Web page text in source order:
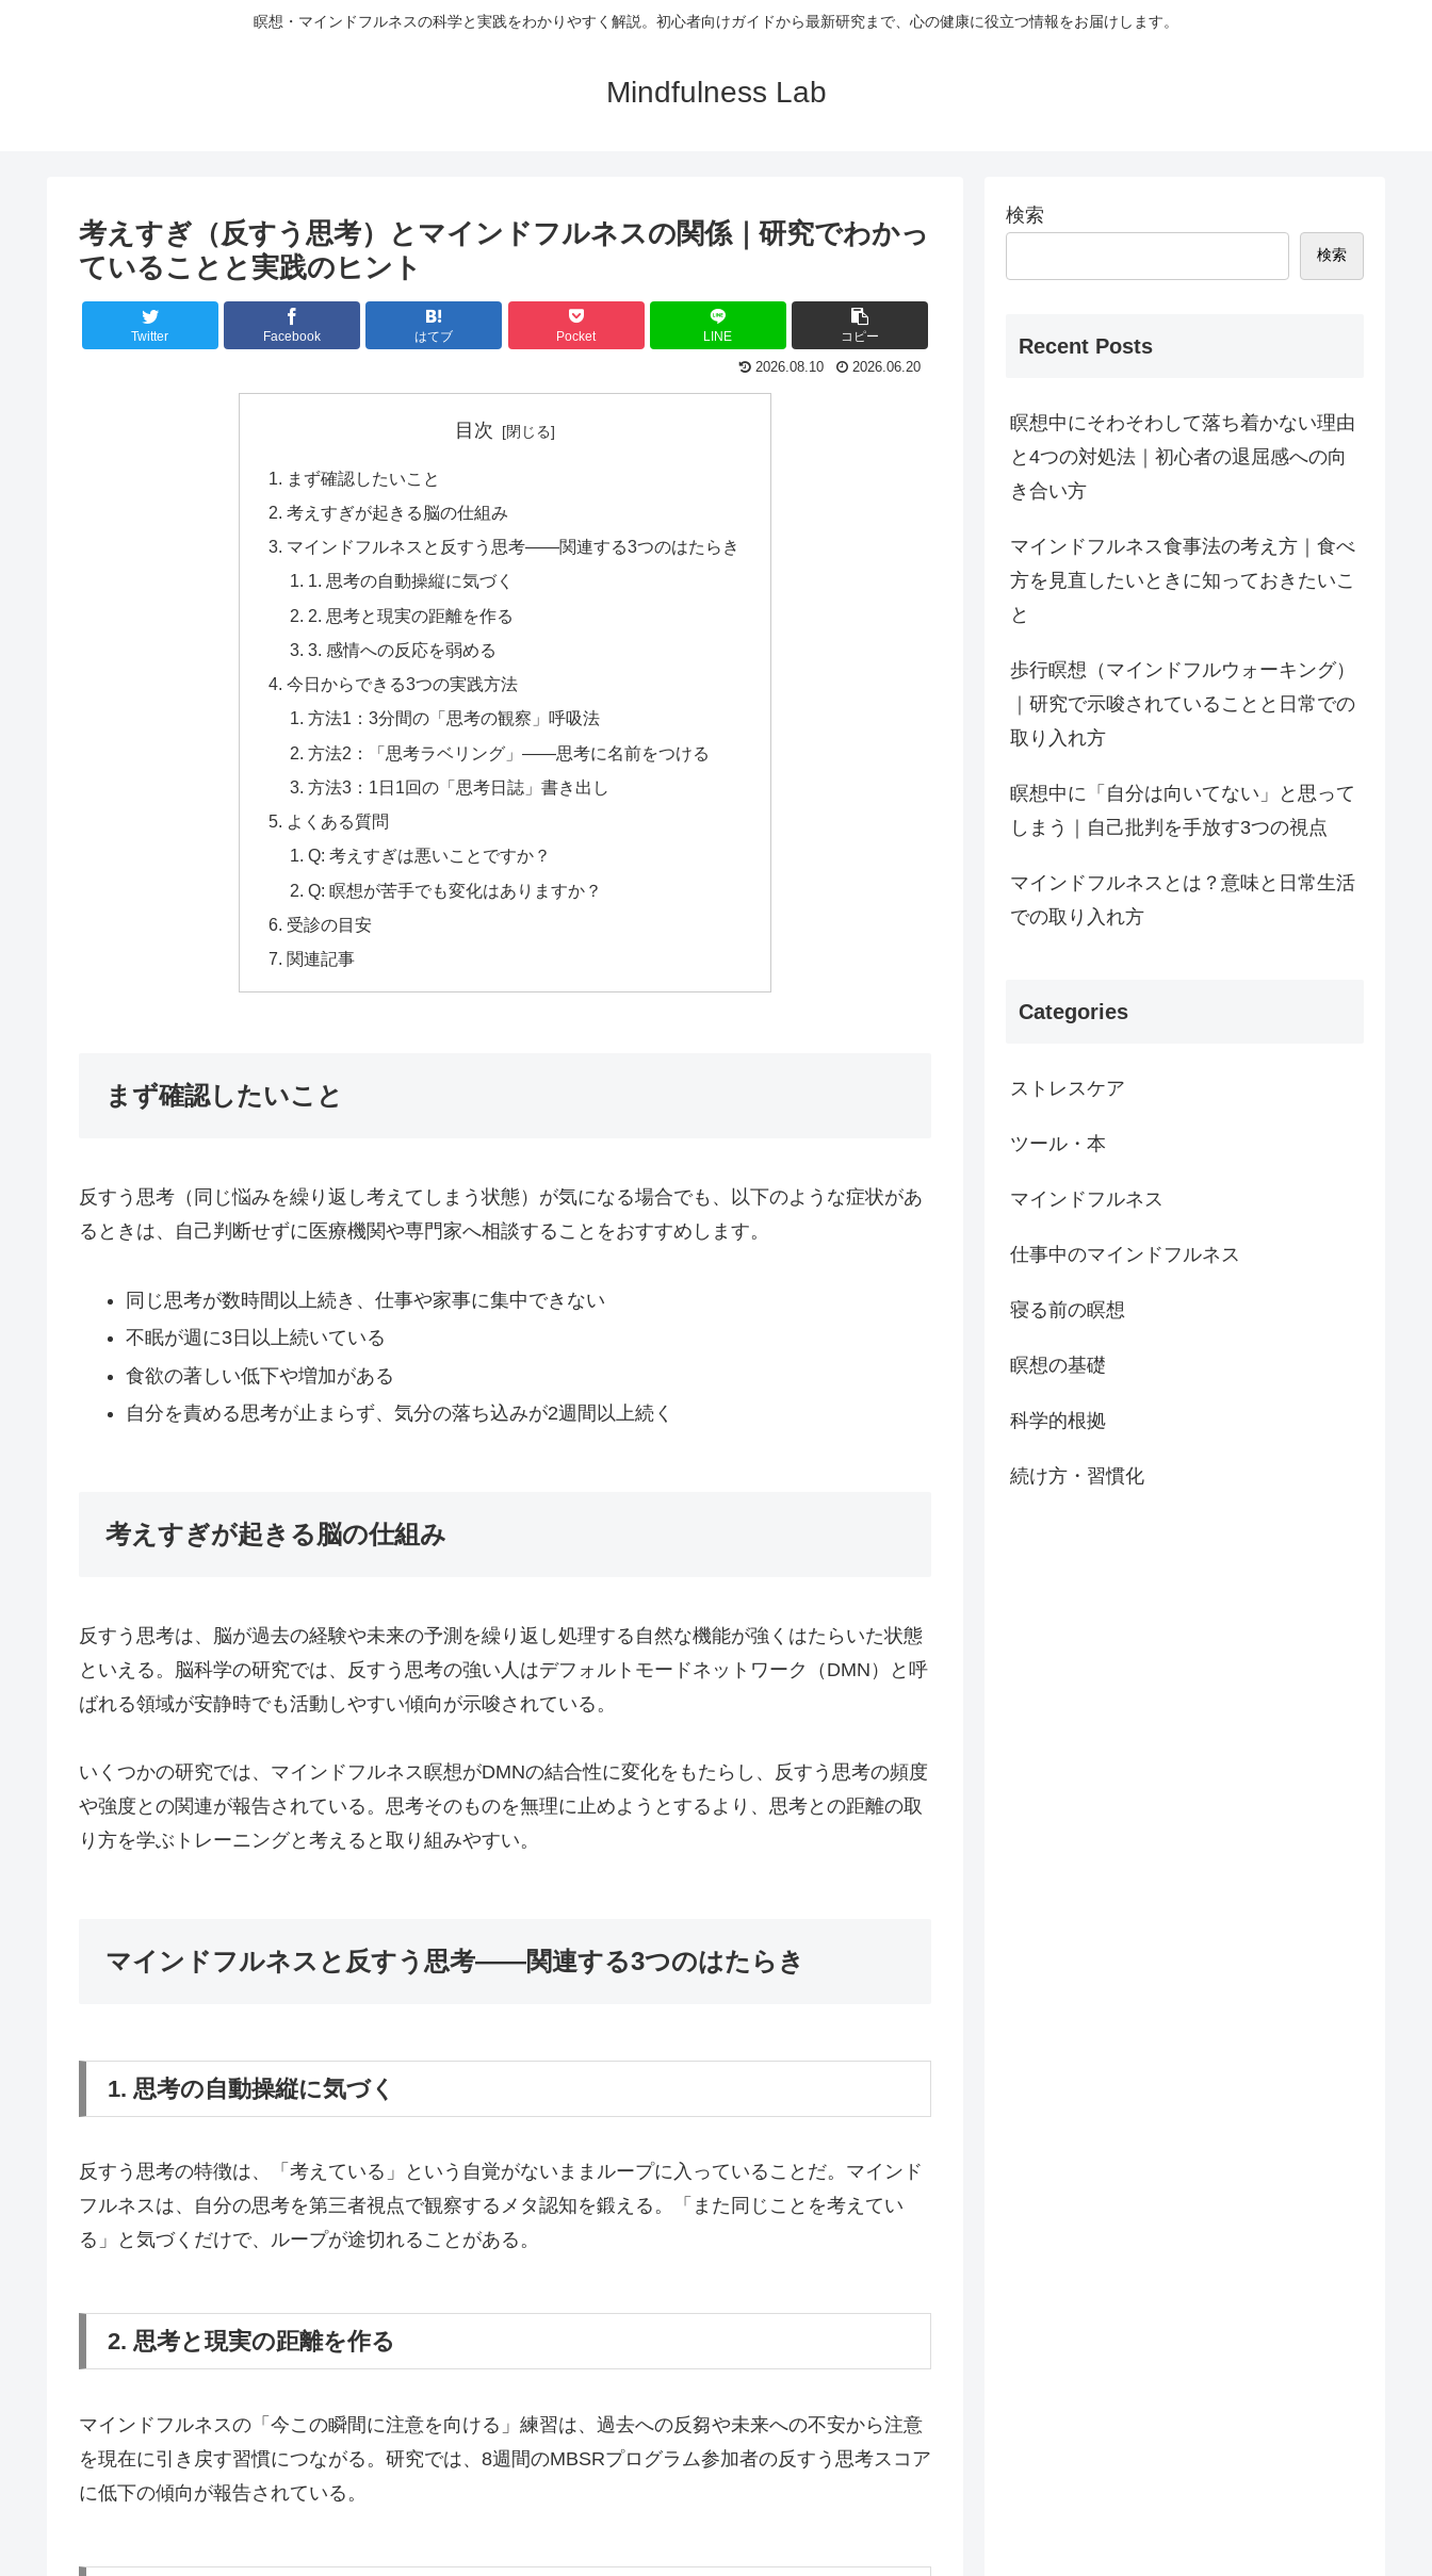
瞑想・マインドフルネスの科学と実践をわかりやすく解説。初心者向けガイドから最新研究まで、心の健康に役立つ情報をお届けします。
Mindfulness Lab
考えすぎ（反すう思考）とマインドフルネスの関係｜研究でわかっ
ていることと実践のヒント
Twitter Facebook はてブ Pocket LINE コピー
2026.08.10 2026.06.20
目次
まず確認したいこと
考えすぎが起きる脳の仕組み
マインドフルネスと反すう思考——関連する3つのはたらき
1. 思考の自動操縦に気づく
2. 思考と現実の距離を作る
3. 感情への反応を弱める
今日からできる3つの実践方法
方法1：3分間の「思考の観察」呼吸法
方法2：「思考ラベリング」——思考に名前をつける
方法3：1日1回の「思考日誌」書き出し
よくある質問
Q: 考えすぎは悪いことですか？
Q: 瞑想が苦手でも変化はありますか？
受診の目安
関連記事
まず確認したいこと
反すう思考（同じ悩みを繰り返し考えてしまう状態）が気になる場合でも、以下のような症状があ
るときは、自己判断せずに医療機関や専門家へ相談することをおすすめします。
同じ思考が数時間以上続き、仕事や家事に集中できない
不眠が週に3日以上続いている
食欲の著しい低下や増加がある
自分を責める思考が止まらず、気分の落ち込みが2週間以上続く
考えすぎが起きる脳の仕組み
反すう思考は、脳が過去の経験や未来の予測を繰り返し処理する自然な機能が強くはたらいた状態
といえる。脳科学の研究では、反すう思考の強い人はデフォルトモードネットワーク（DMN）と呼
ばれる領域が安静時でも活動しやすい傾向が示唆されている。
いくつかの研究では、マインドフルネス瞑想がDMNの結合性に変化をもたらし、反すう思考の頻度
や強度との関連が報告されている。思考そのものを無理に止めようとするより、思考との距離の取
り方を学ぶトレーニングと考えると取り組みやすい。
マインドフルネスと反すう思考——関連する3つのはたらき
1. 思考の自動操縦に気づく
反すう思考の特徴は、「考えている」という自覚がないままループに入っていることだ。マインド
フルネスは、自分の思考を第三者視点で観察するメタ認知を鍛える。「また同じことを考えてい
る」と気づくだけで、ループが途切れることがある。
2. 思考と現実の距離を作る
マインドフルネスの「今この瞬間に注意を向ける」練習は、過去への反芻や未来への不安から注意
を現在に引き戻す習慣につながる。研究では、8週間のMBSRプログラム参加者の反すう思考スコア
に低下の傾向が報告されている。
検索
検索
Recent Posts
瞑想中にそわそわして落ち着かない理由
と4つの対処法｜初心者の退屈感への向
き合い方
マインドフルネス食事法の考え方｜食べ
方を見直したいときに知っておきたいこ
と
歩行瞑想（マインドフルウォーキング）
｜研究で示唆されていることと日常での
取り入れ方
瞑想中に「自分は向いてない」と思って
しまう｜自己批判を手放す3つの視点
マインドフルネスとは？意味と日常生活
での取り入れ方
Categories
ストレスケア
ツール・本
マインドフルネス
仕事中のマインドフルネス
寝る前の瞑想
瞑想の基礎
科学的根拠
続け方・習慣化